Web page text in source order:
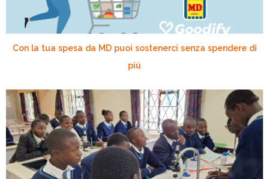
Con la tua spesa da MD puoi sostenerci senza spendere di
più